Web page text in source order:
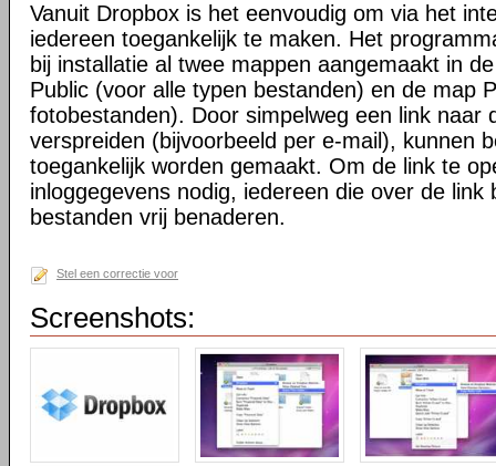
Vanuit Dropbox is het eenvoudig om via het
iedereen toegankelijk te maken. Het
bij installatie al twee mappen aangemaakt in
Public (voor alle typen bestanden) en de map
fotobestanden). Door simpelweg een link naar
verspreiden (bijvoorbeeld per e-mail), kunnen
toegankelijk worden gemaakt. Om de link te
inloggegevens nodig, iedereen die over de link
bestanden vrij benaderen.
Stel een correctie voor
Screenshots: